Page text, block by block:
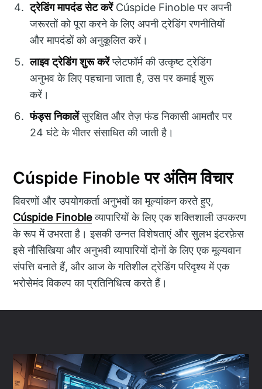
ट्रेडिंग मापदंड सेट करेंCúspide Finoble पर अपनी
जरूरतों को पूरा करने के लिए अपनी ट्रेडिंग रणनीतियों
और मापदंडों को अनुकूलित करें।
लाइव ट्रेडिंग शुरू करेंप्लेटफॉर्म की उत्कृष्ट ट्रेडिंग
अनुभव के लिए पहचाना जाता है, उस पर कमाई शुरू
करें।
फंड्स निकालेंसुरक्षित और तेज़ फंड निकासी आमतौर पर
24 घंटे के भीतर संसाधित की जाती है।
Cúspide Finoble पर अंतिम विचार
विवरणों और उपयोगकर्ता अनुभवों का मूल्यांकन करते हुए,
Cúspide Finobleव्यापारियों के लिए एक शक्तिशाली उपकरण
के रूप में उभरता है। इसकी उन्नत विशेषताएं और सुलभ इंटरफ़ेस
इसे नौसिखिया और अनुभवी व्यापारियों दोनों के लिए एक मूल्यवान
संपत्ति बनाते हैं, और आज के गतिशील ट्रेडिंग परिदृश्य में एक
भरोसेमंद विकल्प का प्रतिनिधित्व करते हैं।